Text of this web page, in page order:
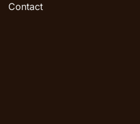
Contact